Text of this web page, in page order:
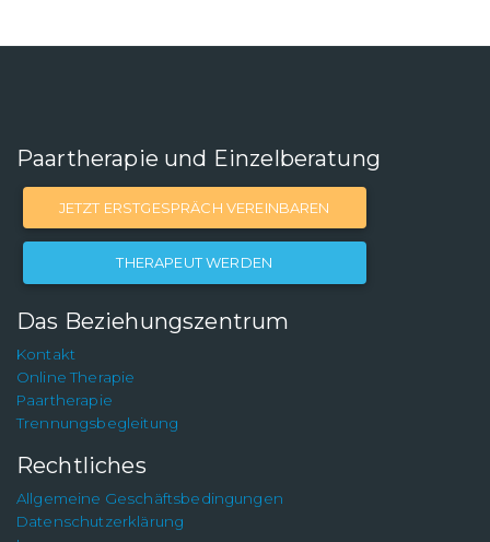
Paartherapie und Einzelberatung
JETZT ERSTGESPRÄCH VEREINBAREN
THERAPEUT WERDEN
Das Beziehungszentrum
Kontakt
Online Therapie
Paartherapie
Trennungsbegleitung
Rechtliches
Allgemeine Geschäftsbedingungen
Datenschutzerklärung